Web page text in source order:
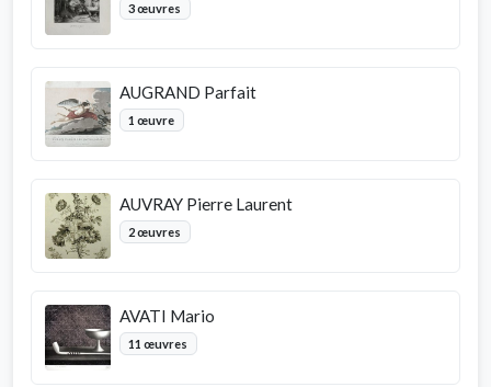
3 œuvres
AUGRAND Parfait
1 œuvre
AUVRAY Pierre Laurent
2 œuvres
AVATI Mario
11 œuvres